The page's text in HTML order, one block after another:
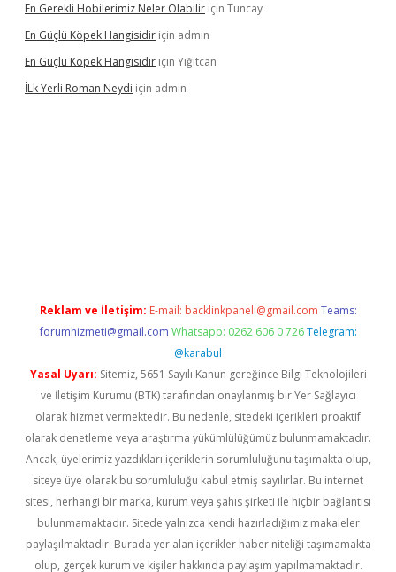
En Gerekli Hobilerimiz Neler Olabilir için Tuncay
En Güçlü Köpek Hangisidir için admin
En Güçlü Köpek Hangisidir için Yiğitcan
İLk Yerli Roman Neydi için admin
Reklam ve İletişim: E-mail: backlinkpaneli@gmail.com Teams:
forumhizmeti@gmail.com Whatsapp: 0262 606 0 726 Telegram:
@karabul
Yasal Uyarı: Sitemiz, 5651 Sayılı Kanun gereğince Bilgi Teknolojileri
ve İletişim Kurumu (BTK) tarafından onaylanmış bir Yer Sağlayıcı
olarak hizmet vermektedir. Bu nedenle, sitedeki içerikleri proaktif
olarak denetleme veya araştırma yükümlülüğümüz bulunmamaktadır.
Ancak, üyelerimiz yazdıkları içeriklerin sorumluluğunu taşımakta olup,
siteye üye olarak bu sorumluluğu kabul etmiş sayılırlar. Bu internet
sitesi, herhangi bir marka, kurum veya şahıs şirketi ile hiçbir bağlantısı
bulunmamaktadır. Sitede yalnızca kendi hazırladığımız makaleler
paylaşılmaktadır. Burada yer alan içerikler haber niteliği taşımamakta
olup, gerçek kurum ve kişiler hakkında paylaşım yapılmamaktadır.